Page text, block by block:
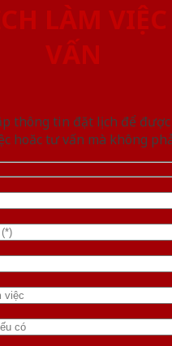
LÀM
VẤN
thông tin đặt lịch để được
hoăc tư vấn mà không